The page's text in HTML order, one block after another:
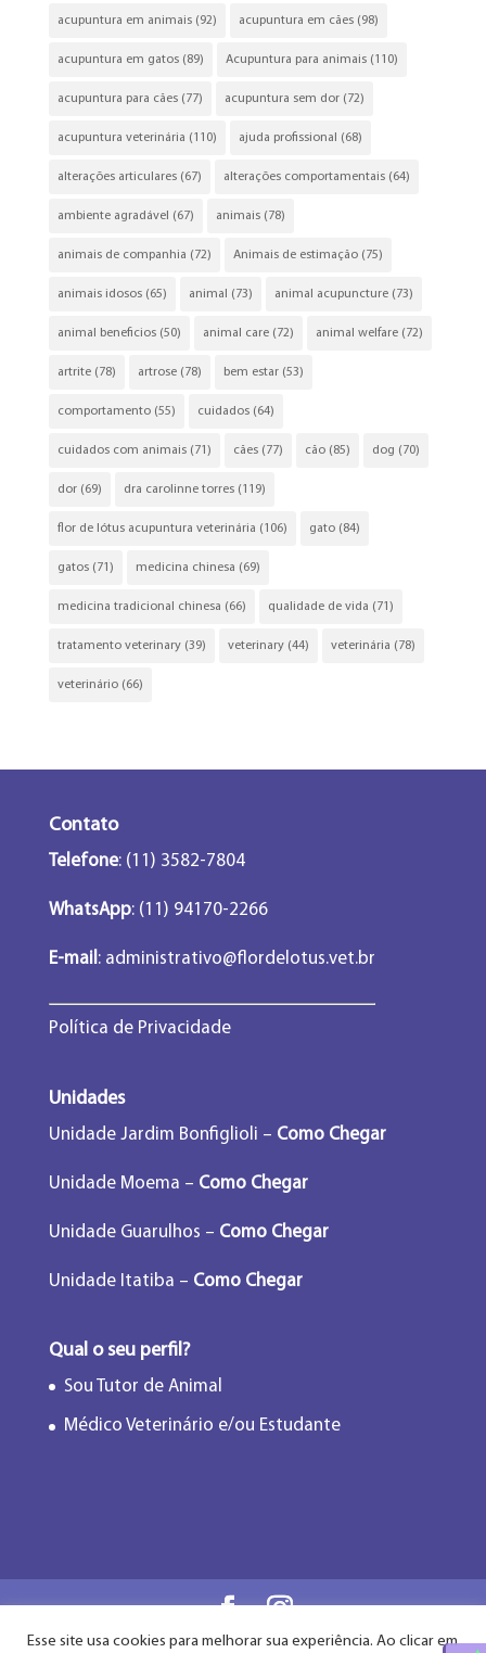
acupuntura em animais(92) acupuntura em cães(98)
acupuntura em gatos(89) Acupuntura para animais(110)
acupuntura para cães(77) acupuntura sem dor(72)
acupuntura veterinária (110) ajuda profissional (68)
alterações articulares(67) alterações comportamentais(64)
ambiente agradável (67) animais(78)
animais de companhia (72) Animais de estimação(75)
animais idosos(65) animal (73) animal acupuncture(73)
animal beneficios(50) animal care(72) animal welfare(72)
artrite(78) artrose(78) bem estar(53)
comportamento(55) cuidados(64)
cuidados com animais(71) cães(77) cão(85) dog (70)
dor(69) dra carolinne torres(119)
flor de lótus acupuntura veterinária (106) gato(84)
gatos(71) medicina chinesa (69)
medicina tradicional chinesa (66) qualidade de vida (71)
tratamento veterinary(39) veterinary(44) veterinária (78)
veterinário(66)
Contato
Telefone: (11) 3582-7804
WhatsApp: (11) 94170-2266
E-mail :administrativo@flordelotus.vet.br
Política de Privacidade
Unidades
Unidade Jardim Bonfiglioli – Como Chegar
Unidade Moema – Como Chegar
Unidade Guarulhos – Como Chegar
Unidade Itatiba – Como Chegar
Qual o seu perfil?
Sou Tutor de Animal
Médico Veterinário e/ou Estudante
Esse site usa cookies para melhorar sua experiência. Ao clicar em